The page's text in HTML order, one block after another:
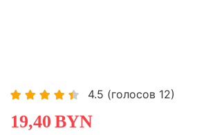
4.5 (голосов 12)
19,40 BYN